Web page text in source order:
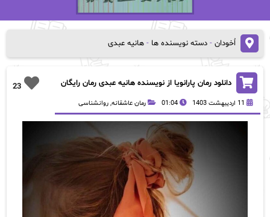
اُخودان- دسته نویسنده ها - هانیه عبدی
23 دانلود رمان پارانویا از نویسنده هانیه عبدی رمان رایگان
11 اردیبهشت 1403 01:04 رمان عاشقانه, روانشناسی